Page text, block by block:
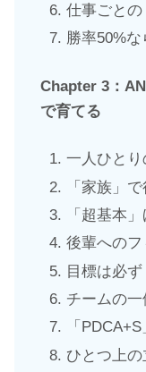
仕事ごと
勝率50%な
Chapter 3：
で育てる
一人ひと
「家族」
「超基本
後輩へのフ
目標は必
チームの
「
ひとつ上